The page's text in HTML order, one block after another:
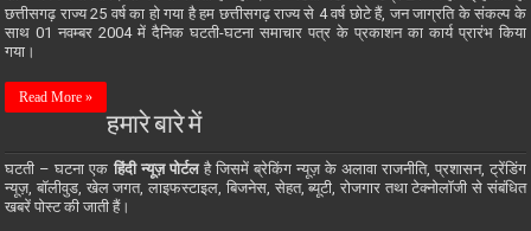
छत्तीसगढ़ राज्य 25 वर्ष का हो गया है हम छत्तीसगढ़ राज्य से 4 वर्ष छोटे हैं, जन जाग्रति के संकल्प के
साथ 01 नवम्बर 2004 में दैनिक घटती-घटना समाचार पत्र के प्रकाशन का कार्य प्रारंभ किया
गया।
Read More »
हमारे बारे में
घटती – घटना एक हिंदी न्यूज़ पोर्टलहै जिसमें ब्रेकिंग न्यूज़ के अलावा राजनीति, प्रशासन, ट्रेंडिंग
न्यूज़, बॉलीवुड, खेल जगत, लाइफस्टाइल, बिजनेस, सेहत, ब्यूटी, रोजगार तथा टेक्नोलॉजी से संबंधित
खबरें पोस्ट की जाती हैं।